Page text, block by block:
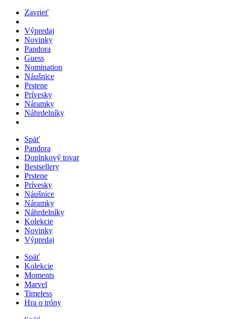
Zavrieť
Výpredaj
Novinky
Pandora
Guess
Nomination
Náušnice
Prstene
Prívesky
Náramky
Náhrdelníky
Späť
Pandora
Doplnkový tovar
Bestsellery
Prstene
Prívesky
Náušnice
Náramky
Náhrdelníky
Kolekcie
Novinky
Výpredaj
Späť
Kolekcie
Moments
Marvel
Timeless
Hra o tróny